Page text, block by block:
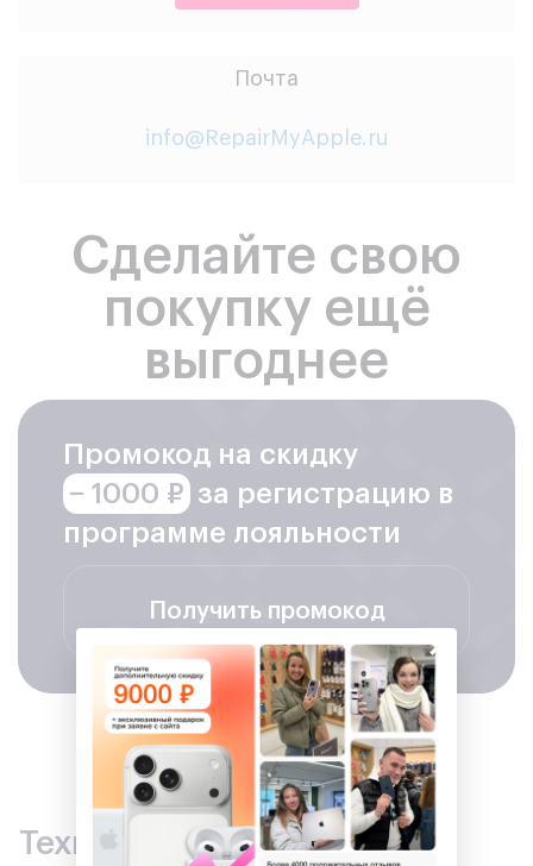
Почта
info@RepairMyApple.ru
Сделайте свою
покупку ещё
выгоднее
Промокод на скидку
− 1000 ₽ за регистрацию в
программе лояльности
Получить промокод
Техника по лучшим ценам –
×